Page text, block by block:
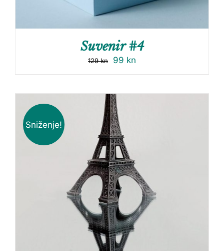
Suvenir #4
129kn 99 kn
Sniženje!